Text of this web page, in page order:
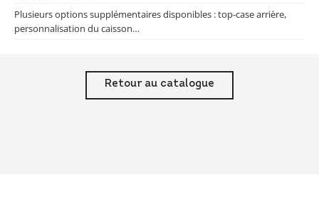
Plusieurs options supplémentaires disponibles : top-case arrière,
personnalisation du caisson…
Retour au catalogue